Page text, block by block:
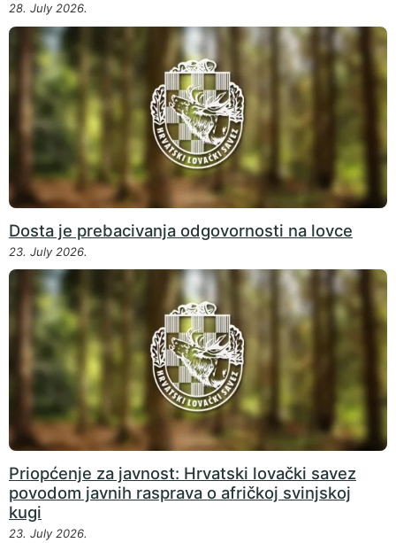
28. July 2026.
Dosta je prebacivanja odgovornosti na lovce
23. July 2026.
Priopćenje za javnost: Hrvatski lovački savez
povodom javnih rasprava o afričkoj svinjskoj
kugi
23. July 2026.